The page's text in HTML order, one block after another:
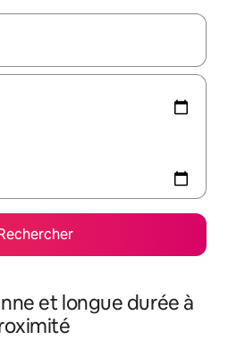
utilisez les flèches vers le
et longue durée à